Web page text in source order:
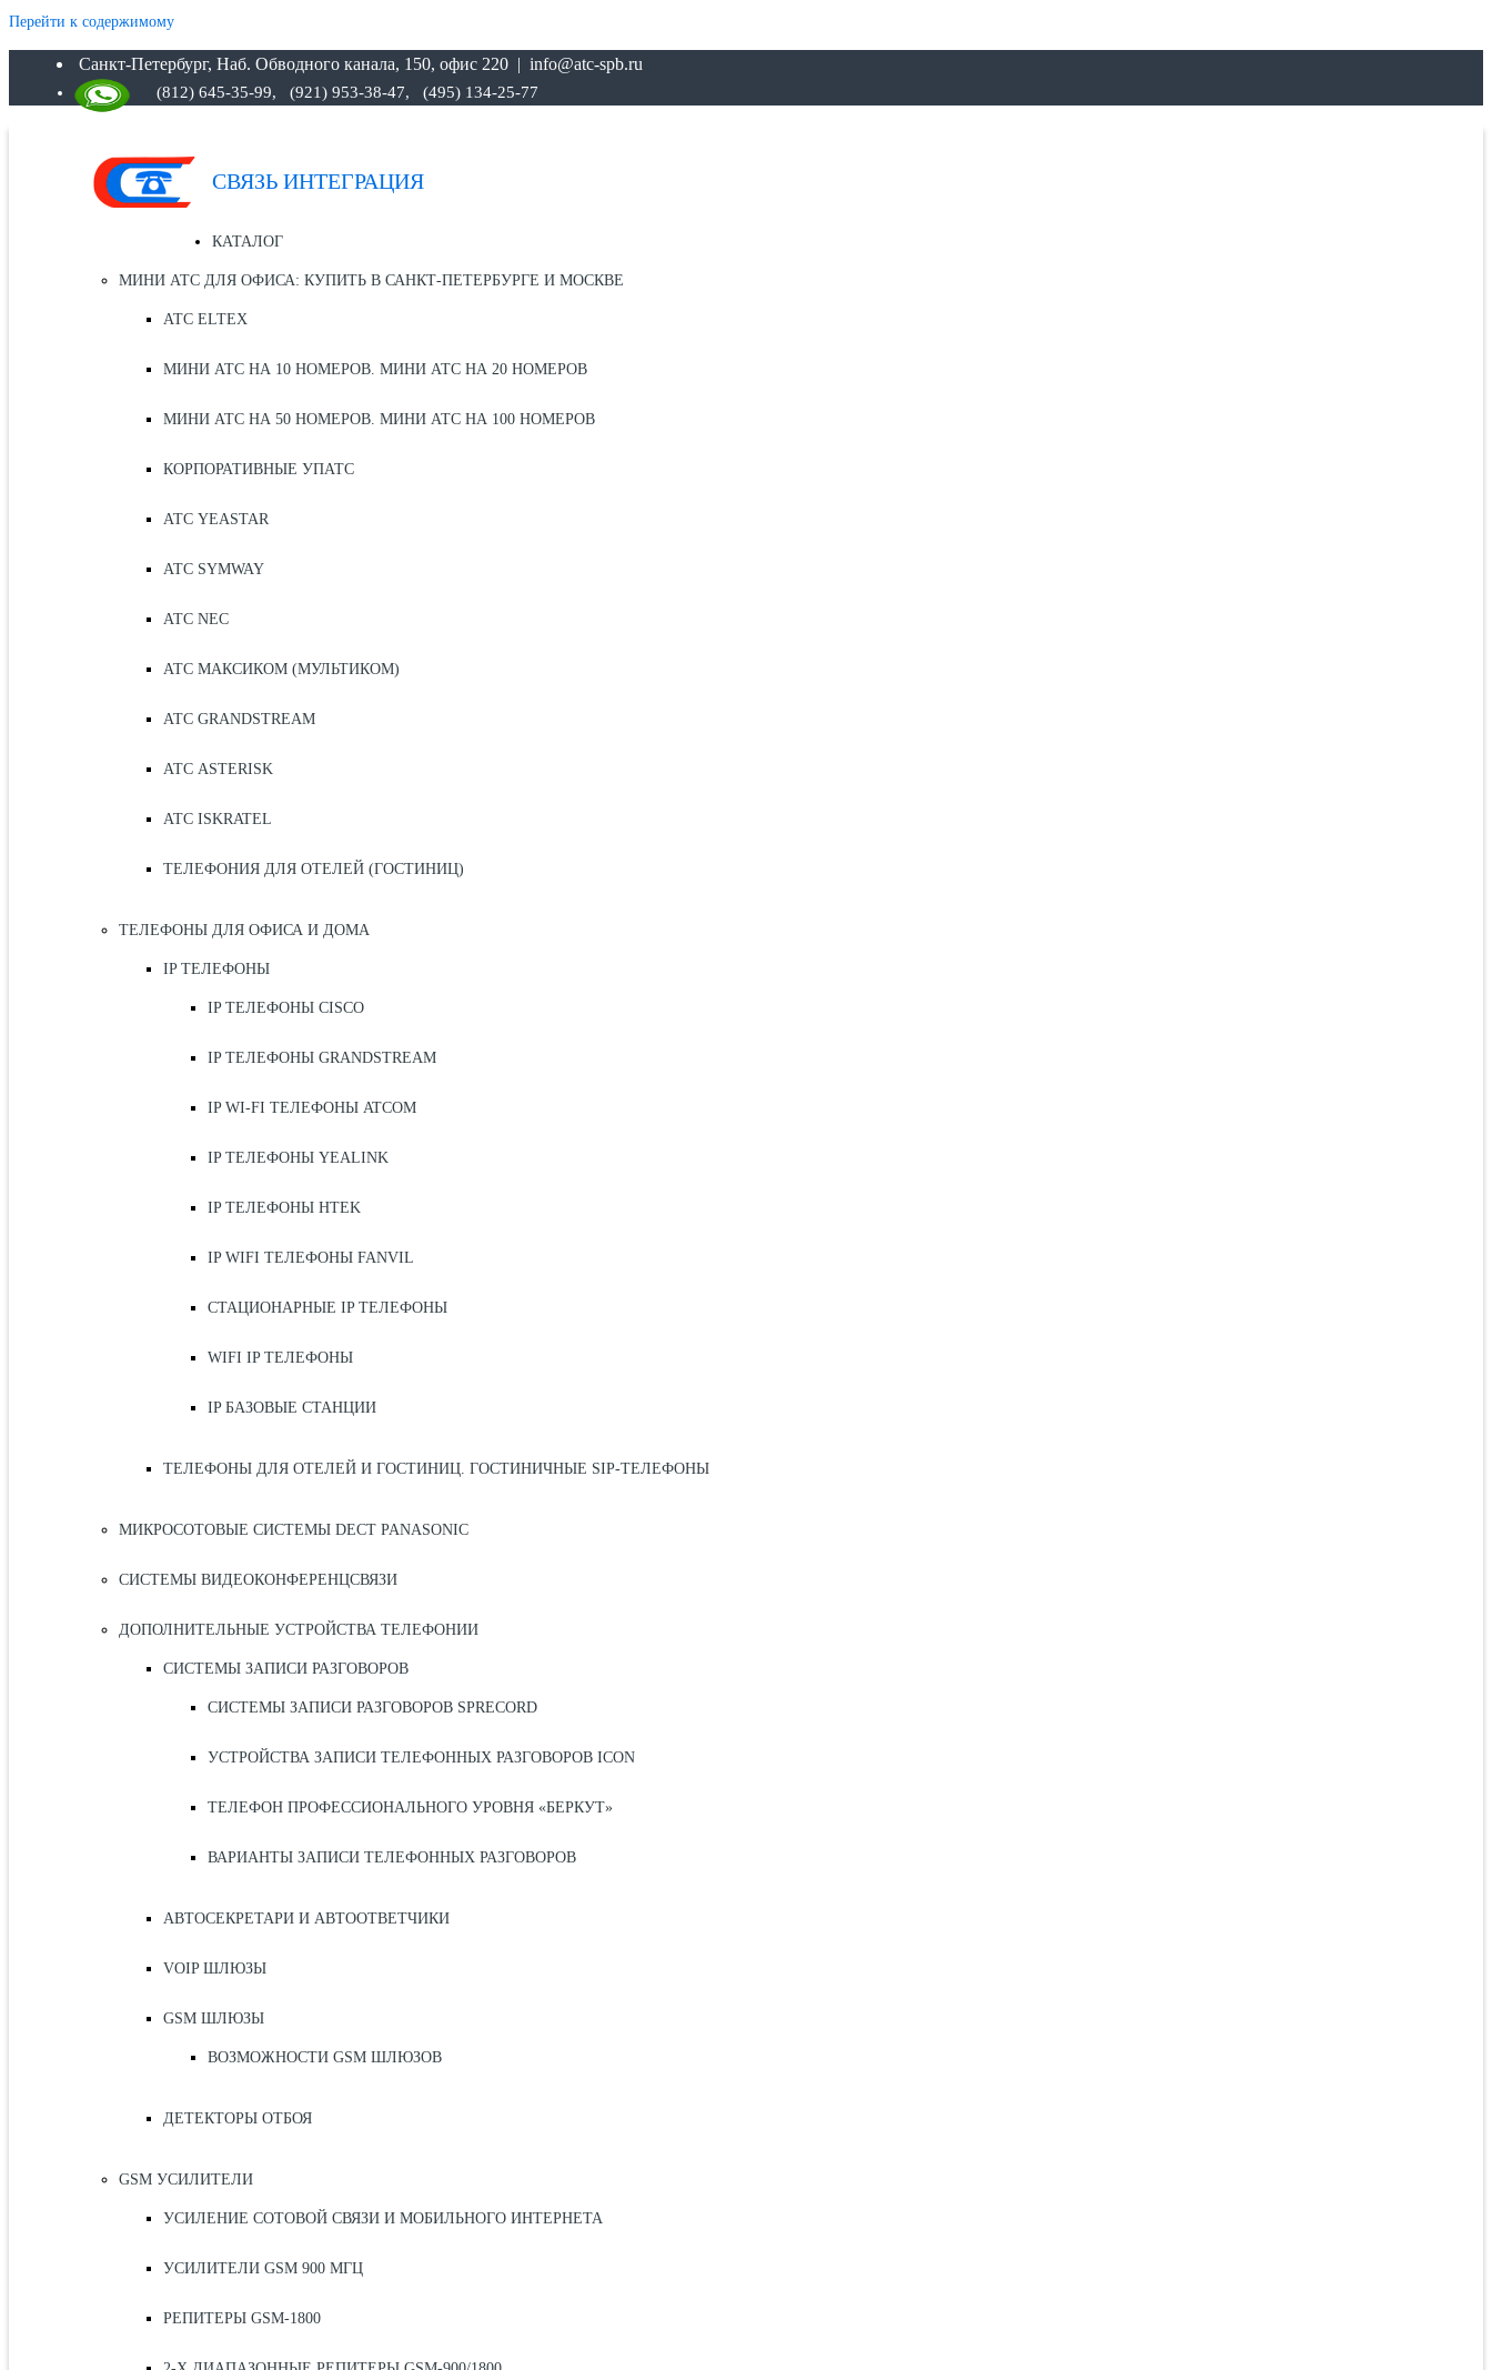
Перейти к содержимому
Санкт-Петербург, Наб. Обводного канала, 150, офис 220 | info@atc-spb.ru
(812) 645-35-99, (921) 953-38-47, (495) 134-25-77
СВЯЗЬ ИНТЕГРАЦИЯ
КАТАЛОГ
МИНИ АТС ДЛЯ ОФИСА: КУПИТЬ В САНКТ-ПЕТЕРБУРГЕ И МОСКВЕ
АТС ELTEX
МИНИ АТС НА 10 НОМЕРОВ. МИНИ АТС НА 20 НОМЕРОВ
МИНИ АТС НА 50 НОМЕРОВ. МИНИ АТС НА 100 НОМЕРОВ
КОРПОРАТИВНЫЕ УПАТС
АТС YEASTAR
АТС SYMWAY
АТС NEC
АТС МАКСИКОМ (МУЛЬТИКОМ)
АТС GRANDSTREAM
АТС ASTERISK
АТС ISKRATEL
ТЕЛЕФОНИЯ ДЛЯ ОТЕЛЕЙ (ГОСТИНИЦ)
ТЕЛЕФОНЫ ДЛЯ ОФИСА И ДОМА
IP ТЕЛЕФОНЫ
IP ТЕЛЕФОНЫ CISCO
IP ТЕЛЕФОНЫ GRANDSTREAM
IP WI-FI ТЕЛЕФОНЫ ATCOM
IP ТЕЛЕФОНЫ YEALINK
IP ТЕЛЕФОНЫ HTEK
IP WIFI ТЕЛЕФОНЫ FANVIL
СТАЦИОНАРНЫЕ IP ТЕЛЕФОНЫ
WIFI IP ТЕЛЕФОНЫ
IP БАЗОВЫЕ СТАНЦИИ
ТЕЛЕФОНЫ ДЛЯ ОТЕЛЕЙ И ГОСТИНИЦ. ГОСТИНИЧНЫЕ SIP-ТЕЛЕФОНЫ
МИКРОСОТОВЫЕ СИСТЕМЫ DECT PANASONIC
СИСТЕМЫ ВИДЕОКОНФЕРЕНЦСВЯЗИ
ДОПОЛНИТЕЛЬНЫЕ УСТРОЙСТВА ТЕЛЕФОНИИ
СИСТЕМЫ ЗАПИСИ РАЗГОВОРОВ
СИСТЕМЫ ЗАПИСИ РАЗГОВОРОВ SPRECORD
УСТРОЙСТВА ЗАПИСИ ТЕЛЕФОННЫХ РАЗГОВОРОВ ICON
ТЕЛЕФОН ПРОФЕССИОНАЛЬНОГО УРОВНЯ «БЕРКУТ»
ВАРИАНТЫ ЗАПИСИ ТЕЛЕФОННЫХ РАЗГОВОРОВ
АВТОСЕКРЕТАРИ И АВТООТВЕТЧИКИ
VOIP ШЛЮЗЫ
GSM ШЛЮЗЫ
ВОЗМОЖНОСТИ GSM ШЛЮЗОВ
ДЕТЕКТОРЫ ОТБОЯ
GSM УСИЛИТЕЛИ
УСИЛЕНИЕ СОТОВОЙ СВЯЗИ И МОБИЛЬНОГО ИНТЕРНЕТА
УСИЛИТЕЛИ GSM 900 МГЦ
РЕПИТЕРЫ GSM-1800